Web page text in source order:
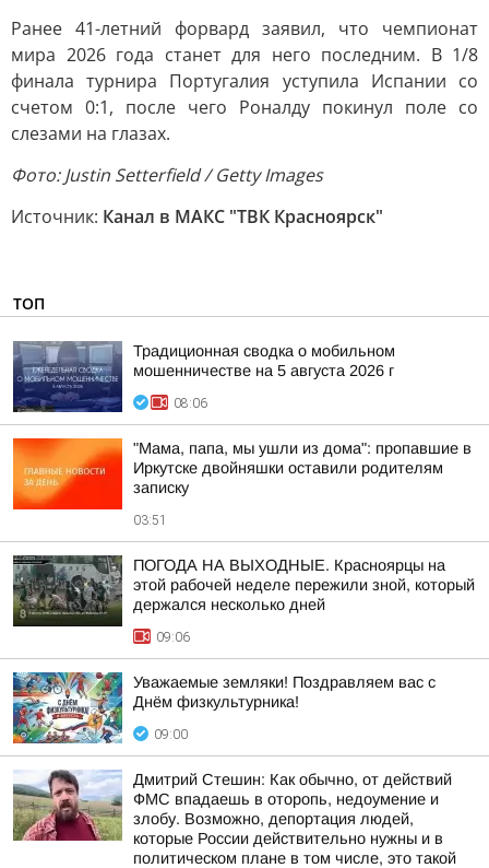
Ранее 41-летний форвард заявил, что чемпионат
мира 2026 года станет для него последним. В 1/8
финала турнира Португалия уступила Испании со
счетом 0:1, после чего Роналду покинул поле со
слезами на глазах.
Фото: Justin Setterfield / Getty Images
Источник: Канал в МАКС "ТВК Красноярск"
ТОП
Традиционная сводка о мобильном
мошенничестве на 5 августа 2026 г
08:06
"Мама, папа, мы ушли из дома": пропавшие в
Иркутске двойняшки оставили родителям
записку
03:51
ПОГОДА НА ВЫХОДНЫЕ. Красноярцы на
этой рабочей неделе пережили зной, который
держался несколько дней
09:06
Уважаемые земляки! Поздравляем вас с
Днём физкультурника!
09:00
Дмитрий Стешин: Как обычно, от действий
ФМС впадаешь в оторопь, недоумение и
злобу. Возможно, депортация людей,
которые России действительно нужны и в
политическом плане в том числе, это такой